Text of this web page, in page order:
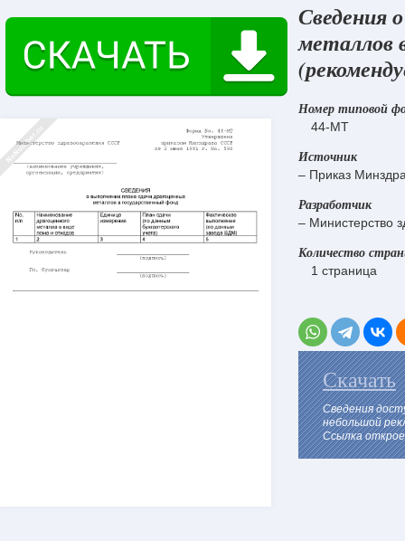
Сведения
металлов
Номер типовой
44-МТ
Источник
– Приказ
Разработчик
– Министерство
Количество
1 страница
Скачать
Сведения
небольшой
Ссылка